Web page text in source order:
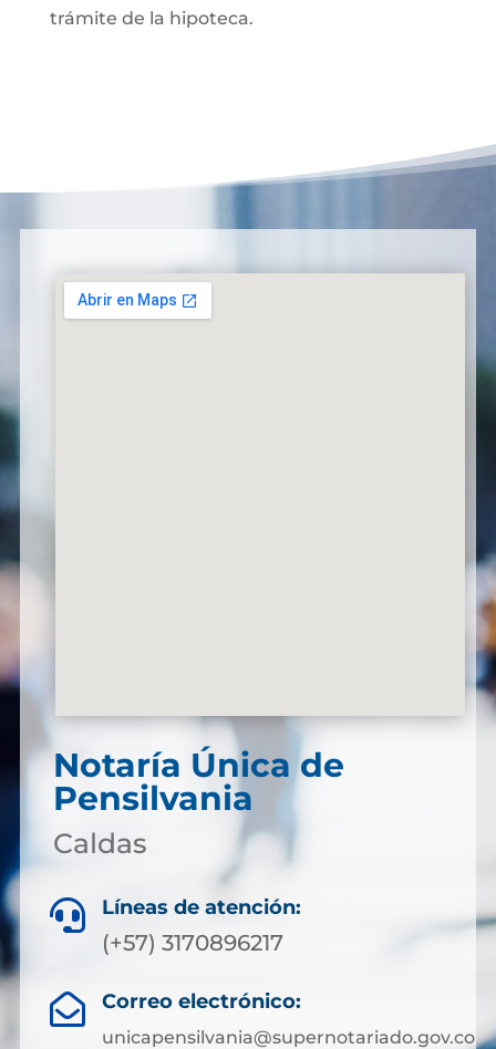
trámite de la hipoteca.
Notaría Única de
Pensilvania
Caldas
 Líneas de atención:
(+57) 3170896217
 Correo electrónico:
unicapensilvania@supernotariado.gov.co